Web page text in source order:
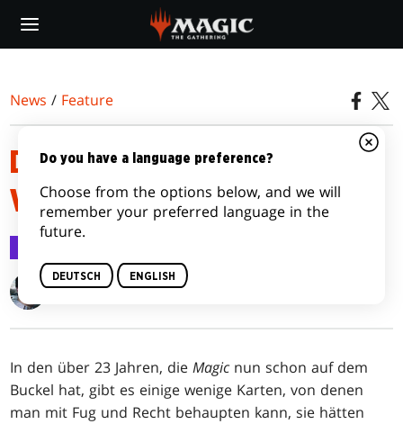
main
News / Feature
DIE KARTE, DIE DIE WELT
VERÄNDERTE
Gavin Verhey
In den über 23 Jahren, dieMagic nun schon auf dem
Buckel hat, gibt es einige wenige Karten, von denen
man mit Fug und Recht behaupten kann, sie hätten
Do you have a language preference?
Choose from the options below, and we will
remember your preferred language in the
future.
DEUTSCH ENGLISH